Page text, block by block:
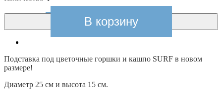
В корзину
Подставка под цветочные горшки и кашпо SURF в новом
размере!
Диаметр 25 см и высота 15 см.